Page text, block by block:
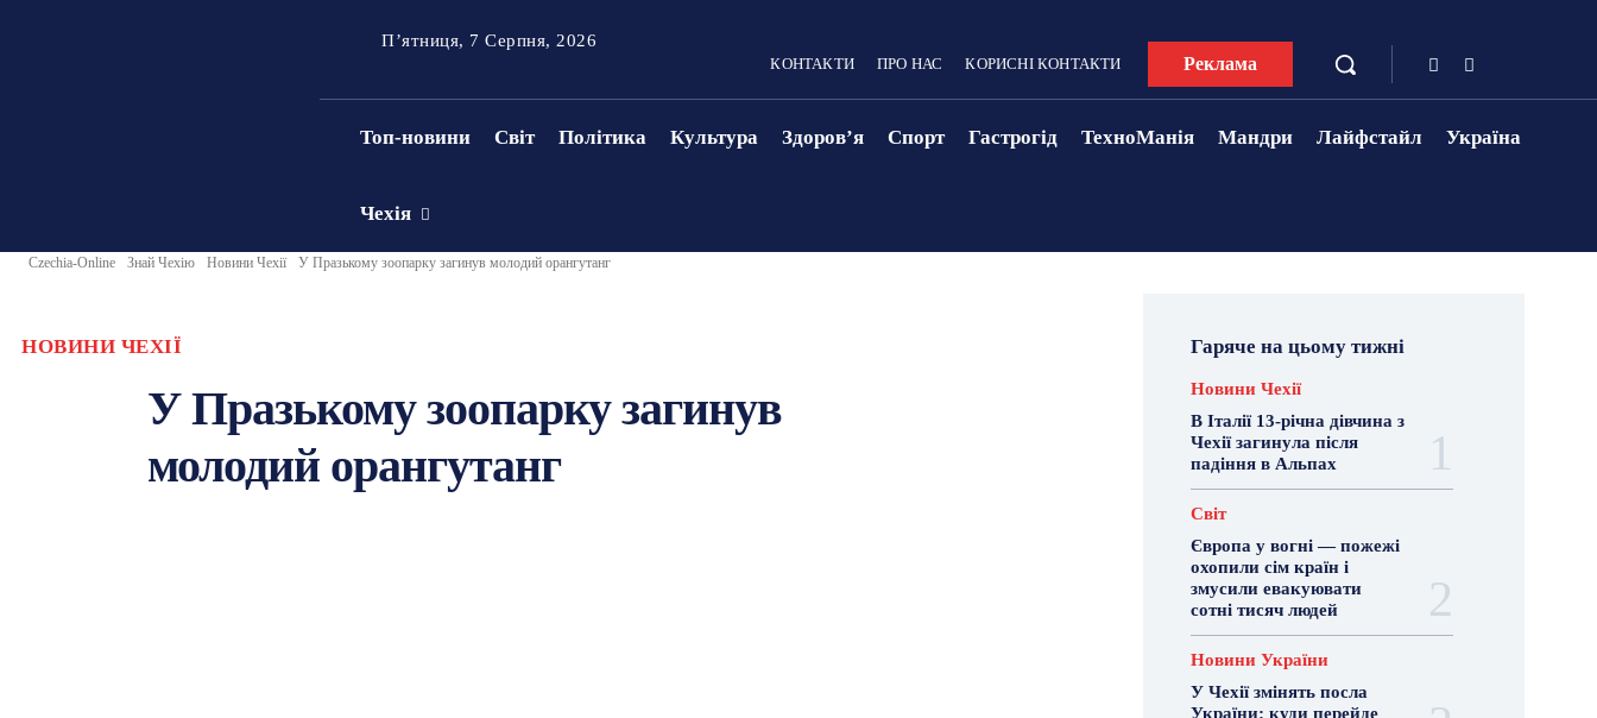
П’ятниця, 7 Серпня, 2026
КОНТАКТИ ПРО НАС КОРИСНІ КОНТАКТИ Реклама
Топ-новини Світ Політика Культура Здоровʼя Спорт Гастрогід ТехноМанія Мандри Лайфстайл Україна
Чехія
Czechia-Online Знай Чехію Новини Чехії У Празькому зоопарку загинув молодий орангутанг
НОВИНИ ЧЕХІЇ
У Празькому зоопарку загинув
молодий орангутанг
Гаряче на цьому тижні
Новини Чехії
В Італії 13-річна дівчина з
Чехії загинула після
падіння в Альпах
Світ
Європа у вогні — пожежі
охопили сім країн і
змусили евакуювати
сотні тисяч людей
Новини України
У Чехії змінять посла
України: куди перейде